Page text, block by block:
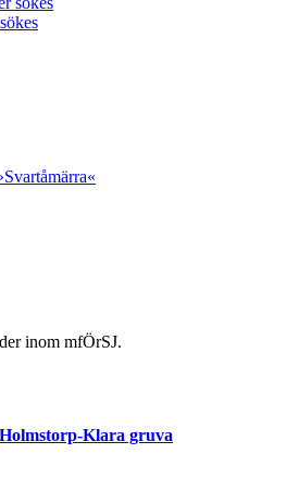
inom mfÖrSJ.
Klara gruva